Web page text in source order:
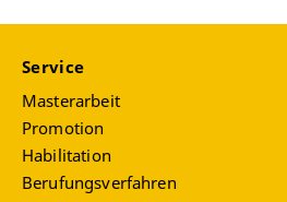
religionswissenschaftlichen
Während die Betrachtung
in der Religionswissenschaft
häufiger geschieht, verbleibt
sozialistischen Kontexten
Fleck der Forschung. Zum
Service
Masterarbeit
Promotion
Habilitation
Berufungsverfahren